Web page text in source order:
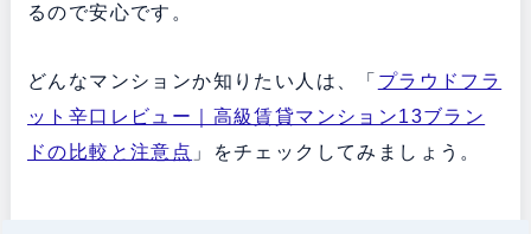
るので安心です。
どんなマンションか知りたい人は、「 プラウドフラ
ット辛口レビュー｜高級賃貸マンション13ブラン
ドの比較と注意点 」をチェックしてみましょう。